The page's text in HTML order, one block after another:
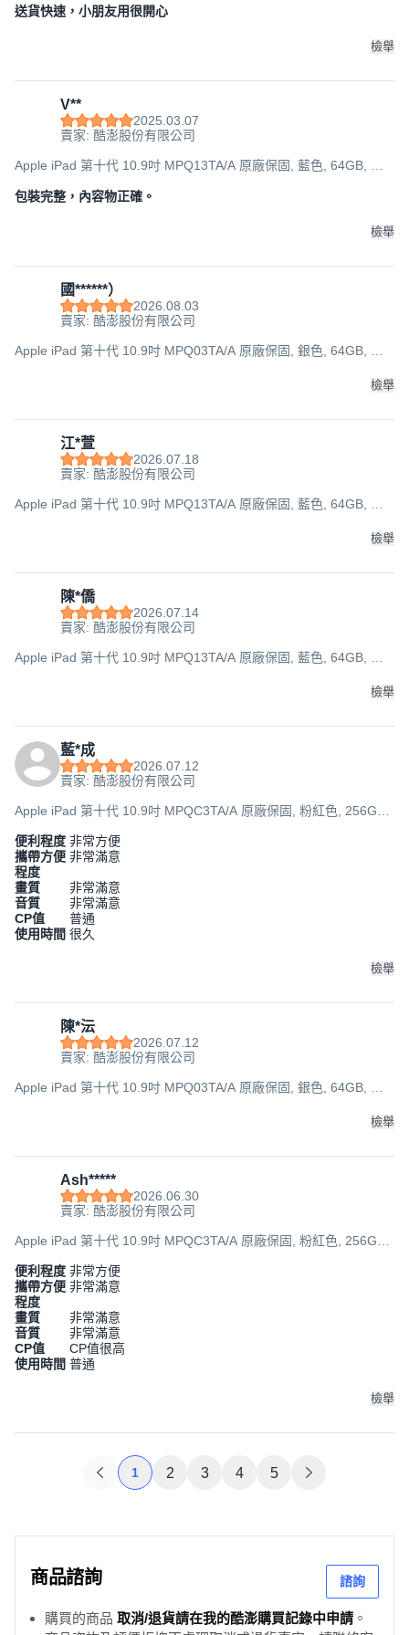
送貨快速，小朋友用很開心
檢舉
V**
2025.03.07
賣家: 酷澎股份有限公司
Apple iPad 第十代 10.9吋 MPQ13TA/A 原廠保固, 藍色, 64GB, Wi-
包裝完整，內容物正確。
檢舉
國******）
2026.08.03
賣家: 酷澎股份有限公司
Apple iPad 第十代 10.9吋 MPQ03TA/A 原廠保固, 銀色, 64GB, Wi-
檢舉
江*萱
2026.07.18
賣家: 酷澎股份有限公司
Apple iPad 第十代 10.9吋 MPQ13TA/A 原廠保固, 藍色, 64GB, Wi-
檢舉
陳*僑
2026.07.14
賣家: 酷澎股份有限公司
Apple iPad 第十代 10.9吋 MPQ13TA/A 原廠保固, 藍色, 64GB, Wi-
檢舉
藍*成
2026.07.12
賣家: 酷澎股份有限公司
Apple iPad 第十代 10.9吋 MPQC3TA/A 原廠保固, 粉紅色, 256GB,
便利程度 非常方便
攜帶方便
程度
非常滿意
畫質
非常滿意
音質
非常滿意
CP值
普通
使用時間 很久
檢舉
陳*沄
2026.07.12
賣家: 酷澎股份有限公司
Apple iPad 第十代 10.9吋 MPQ03TA/A 原廠保固, 銀色, 64GB, Wi-
檢舉
Ash*****
2026.06.30
賣家: 酷澎股份有限公司
Apple iPad 第十代 10.9吋 MPQC3TA/A 原廠保固, 粉紅色, 256GB,
便利程度 非常方便
攜帶方便
程度
非常滿意
畫質
非常滿意
音質
非常滿意
CP值
CP值很高
使用時間 普通
檢舉
1 2 3 4 5
商品諮詢 諮詢
購買的商品 取消/退貨請在我的酷澎購買記錄中申請 。